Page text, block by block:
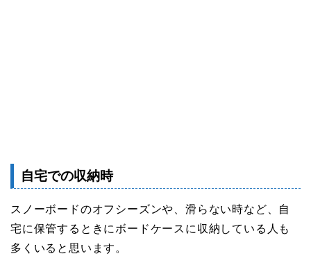
自宅での収納時
スノーボードのオフシーズンや、滑らない時など、自
宅に保管するときにボードケースに収納している人も
多くいると思います。